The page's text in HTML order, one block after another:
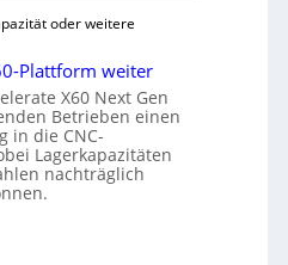
oder weitere
Plattform weiter
X60 Next Gen
Betrieben einen
in die CNC-
Lagerkapazitäten
nachträglich